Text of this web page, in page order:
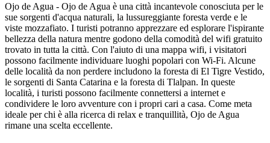
Ojo de Agua - Ojo de Agua è una città incantevole conosciuta per le
sue sorgenti d'acqua naturali, la lussureggiante foresta verde e le
viste mozzafiato. I turisti potranno apprezzare ed esplorare l'ispirante
bellezza della natura mentre godono della comodità del wifi gratuito
trovato in tutta la città. Con l'aiuto di una mappa wifi, i visitatori
possono facilmente individuare luoghi popolari con Wi-Fi. Alcune
delle località da non perdere includono la foresta di El Tigre Vestido,
le sorgenti di Santa Catarina e la foresta di Tlalpan. In queste
località, i turisti possono facilmente connettersi a internet e
condividere le loro avventure con i propri cari a casa. Come meta
ideale per chi è alla ricerca di relax e tranquillità, Ojo de Agua
rimane una scelta eccellente.